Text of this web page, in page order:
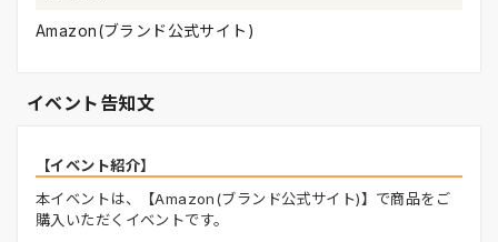
Amazon(ブランド公式サイト)
イベント告知文
【イベント紹介】
本イベントは、【Amazon(ブランド公式サイト)】で商品をご
購入いただくイベントです。